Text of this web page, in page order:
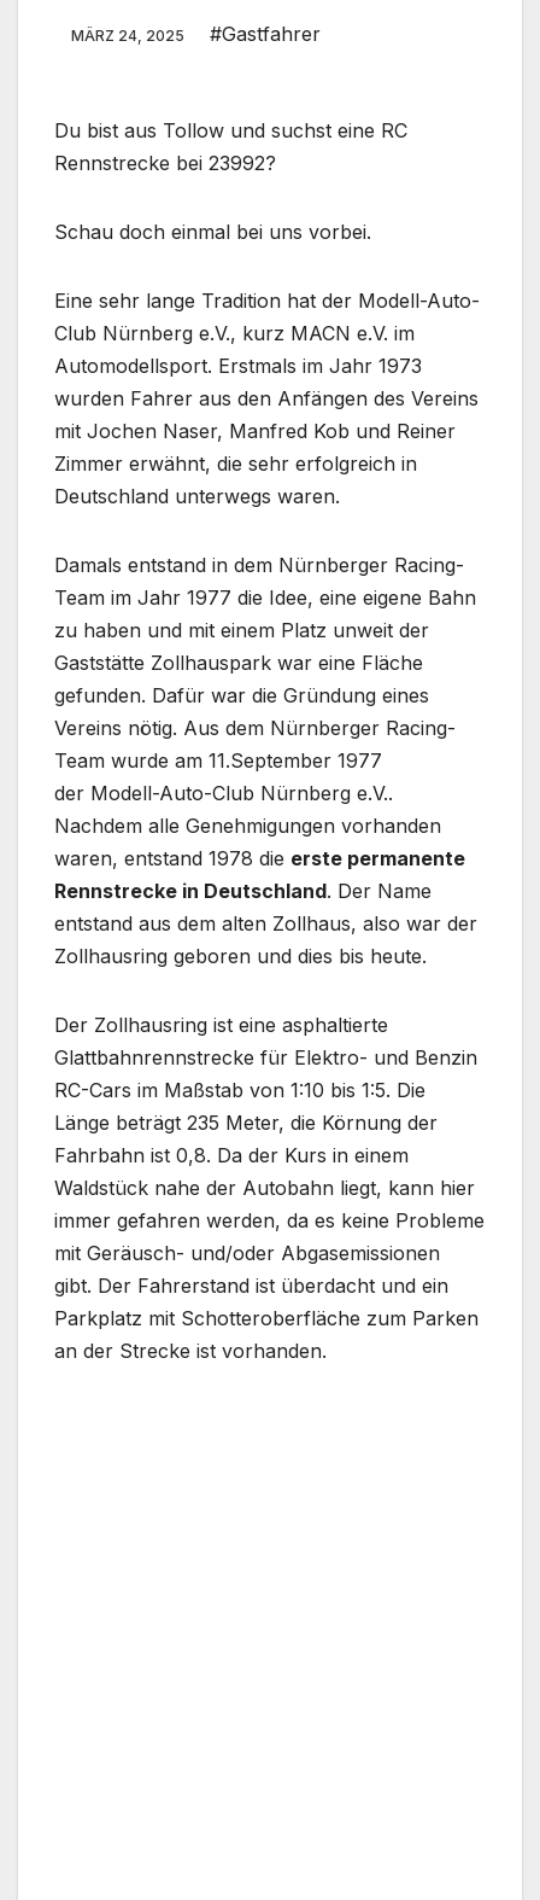
MÄRZ 24, 2025 #Gastfahrer
Du bist aus Tollow und suchst eine RC
Rennstrecke bei 23992?
Schau doch einmal bei uns vorbei.
Eine sehr lange Tradition hat der Modell-Auto-
Club Nürnberg e.V., kurz MACN e.V. im
Automodellsport. Erstmals im Jahr 1973
wurden Fahrer aus den Anfängen des Vereins
mit Jochen Naser, Manfred Kob und Reiner
Zimmer erwähnt, die sehr erfolgreich in
Deutschland unterwegs waren.
Damals entstand in dem Nürnberger Racing-
Team im Jahr 1977 die Idee, eine eigene Bahn
zu haben und mit einem Platz unweit der
Gaststätte Zollhauspark war eine Fläche
gefunden. Dafür war die Gründung eines
Vereins nötig. Aus dem Nürnberger Racing-
Team wurde am 11.September 1977
der Modell-Auto-Club Nürnberg e.V..
Nachdem alle Genehmigungen vorhanden
waren, entstand 1978 die erste permanente
Rennstrecke in Deutschland. Der Name
entstand aus dem alten Zollhaus, also war der
Zollhausring geboren und dies bis heute.
Der Zollhausring ist eine asphaltierte
Glattbahnrennstrecke für Elektro- und Benzin
RC-Cars im Maßstab von 1:10 bis 1:5. Die
Länge beträgt 235 Meter, die Körnung der
Fahrbahn ist 0,8. Da der Kurs in einem
Waldstück nahe der Autobahn liegt, kann hier
immer gefahren werden, da es keine Probleme
mit Geräusch- und/oder Abgasemissionen
gibt. Der Fahrerstand ist überdacht und ein
Parkplatz mit Schotteroberfläche zum Parken
an der Strecke ist vorhanden.